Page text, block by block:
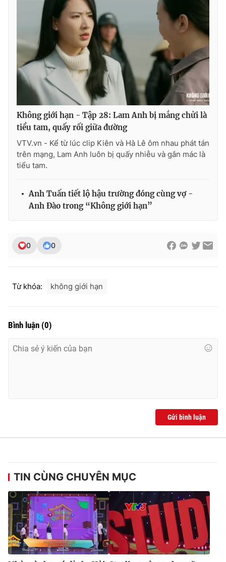
Không giới hạn - Tập 28: Lam Anh bị mắng chửi là
tiểu tam, quấy rối giữa đường
VTV.vn - Kể từ lúc clip Kiên và Hà Lê ôm nhau phát tán
trên mạng, Lam Anh luôn bị quấy nhiễu và gắn mác là
tiểu tam.
Anh Tuấn tiết lộ hậu trường đóng cùng vợ -
Anh Đào trong “Không giới hạn”
0 0
Từ khóa: không giới hạn
Bình luận (0)
Gửi bình luận
TIN CÙNG CHUYÊN MỤC